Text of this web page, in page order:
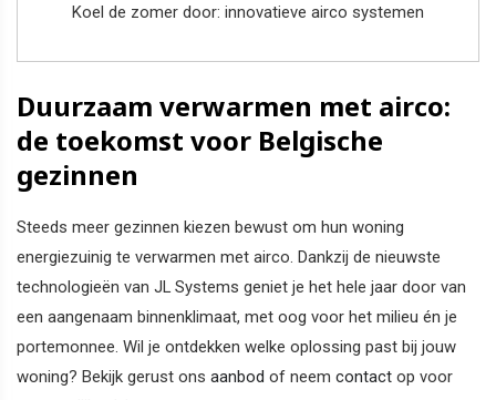
Koel de zomer door: innovatieve airco systemen
Duurzaam verwarmen met airco:
de toekomst voor Belgische
gezinnen
Steeds meer gezinnen kiezen bewust om hun woning
energiezuinig te verwarmen met airco. Dankzij de nieuwste
technologieën van JL Systems geniet je het hele jaar door van
een aangenaam binnenklimaat, met oog voor het milieu én je
portemonnee. Wil je ontdekken welke oplossing past bij jouw
woning? Bekijk gerust ons aanbod of neem contact op voor